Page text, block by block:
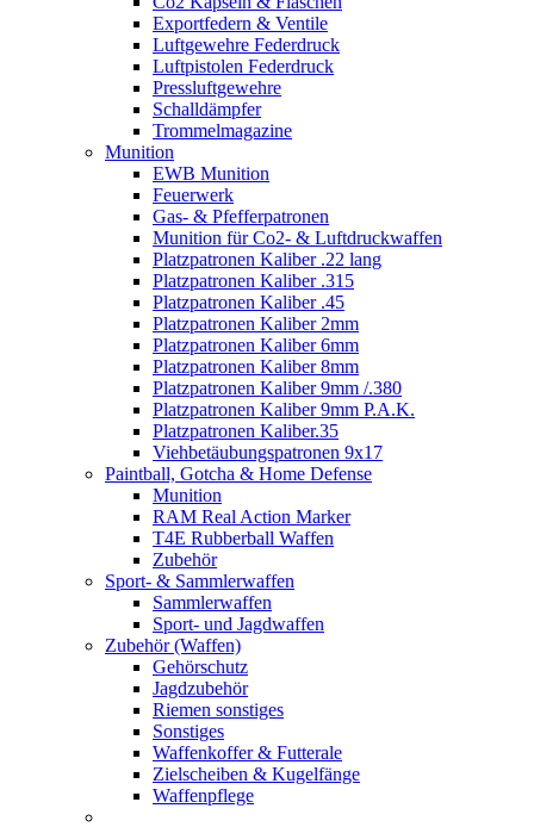
Exportfedern & Ventile
Luftgewehre Federdruck
Luftpistolen Federdruck
Pressluftgewehre
Schalldämpfer
Trommelmagazine
Munition
EWB Munition
Feuerwerk
Gas- & Pfefferpatronen
Munition für Co2- & Luftdruckwaffen
Platzpatronen Kaliber .22 lang
Platzpatronen Kaliber .315
Platzpatronen Kaliber .45
Platzpatronen Kaliber 2mm
Platzpatronen Kaliber 6mm
Platzpatronen Kaliber 8mm
Platzpatronen Kaliber 9mm /.380
Platzpatronen Kaliber 9mm P.A.K.
Platzpatronen Kaliber.35
Viehbetäubungspatronen 9x17
Paintball, Gotcha & Home Defense
Munition
RAM Real Action Marker
T4E Rubberball Waffen
Zubehör
Sport- & Sammlerwaffen
Sammlerwaffen
Sport- und Jagdwaffen
Zubehör (Waffen)
Gehörschutz
Jagdzubehör
Riemen sonstiges
Sonstiges
Waffenkoffer & Futterale
Zielscheiben & Kugelfänge
Waffenpflege